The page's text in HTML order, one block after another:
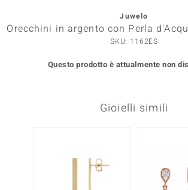
Juwelo
Orecchini in argento con Perla
SKU: 1162ES
Questo prodotto è attualmente non
Gioielli simili